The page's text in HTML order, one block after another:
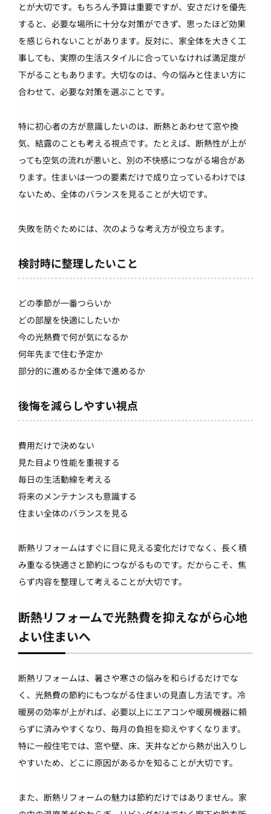
とが大切です。もちろん予算は重要ですが、安さだけを優先
すると、必要な場所に十分な対策ができず、思ったほど効果
を感じられないことがあります。反対に、家全体を大きく工
事しても、実際の生活スタイルに合っていなければ満足度が
下がることもあります。大切なのは、今の悩みと住まい方に
合わせて、必要な対策を選ぶことです。
特に初心者の方が意識したいのは、断熱とあわせて窓や換
気、結露のことも考える視点です。たとえば、断熱性が上が
っても空気の流れが悪いと、別の不快感につながる場合があ
ります。住まいは一つの要素だけで成り立っているわけでは
ないため、全体のバランスを見ることが大切です。
失敗を防ぐためには、次のような考え方が役立ちます。
検討時に整理したいこと
どの季節が一番つらいか
どの部屋を快適にしたいか
今の光熱費で何が気になるか
何年先まで住む予定か
部分的に進めるか全体で進めるか
後悔を減らしやすい視点
費用だけで決めない
見た目より性能を重視する
毎日の生活動線を考える
将来のメンテナンスも意識する
住まい全体のバランスを見る
断熱リフォームはすぐに目に見える変化だけでなく、長く積
み重なる快適さと節約につながるものです。だからこそ、焦
らず内容を整理して考えることが大切です。
断熱リフォームで光熱費を抑えながら心地
よい住まいへ
断熱リフォームは、暑さや寒さの悩みを和らげるだけでな
く、光熱費の節約にもつながる住まいの見直し方法です。冷
暖房の効率が上がれば、必要以上にエアコンや暖房機器に頼
らずに済みやすくなり、毎月の負担を抑えやすくなります。
特に一般住宅では、窓や壁、床、天井などから熱が出入りし
やすいため、どこに原因があるかを知ることが大切です。
また、断熱リフォームの魅力は節約だけではありません。家